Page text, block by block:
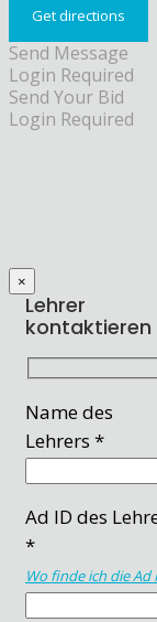
Send Message
Login Required
Send Your Bid
Login Required
×
Lehrer
kontaktieren
Name des
Lehrers *
Ad ID des
*
Wo finde ich die Ad